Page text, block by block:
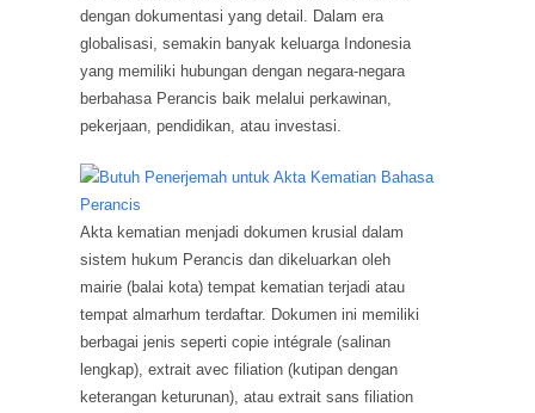
dengan dokumentasi yang detail. Dalam era
globalisasi, semakin banyak keluarga Indonesia
yang memiliki hubungan dengan negara-negara
berbahasa Perancis baik melalui perkawinan,
pekerjaan, pendidikan, atau investasi.
Akta kematian menjadi dokumen krusial dalam
sistem hukum Perancis dan dikeluarkan oleh
mairie (balai kota) tempat kematian terjadi atau
tempat almarhum terdaftar. Dokumen ini memiliki
berbagai jenis seperti copie intégrale (salinan
lengkap), extrait avec filiation (kutipan dengan
keterangan keturunan), atau extrait sans filiation